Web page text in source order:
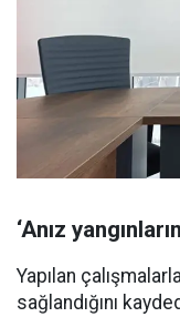
‘Anız
Yapılan
sağlandığını